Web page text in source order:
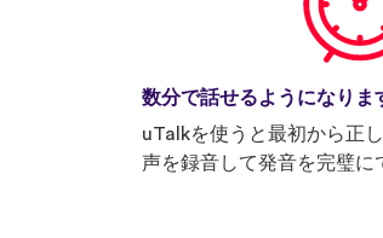
数分で話せるようになりま
uTalkを使うと最初から正
声を録音して発音を完璧に